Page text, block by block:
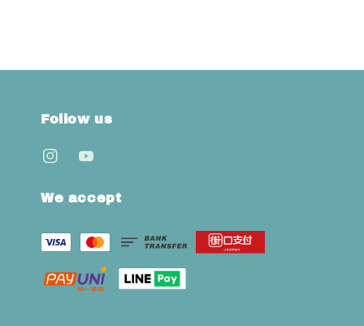
Follow us
We accept